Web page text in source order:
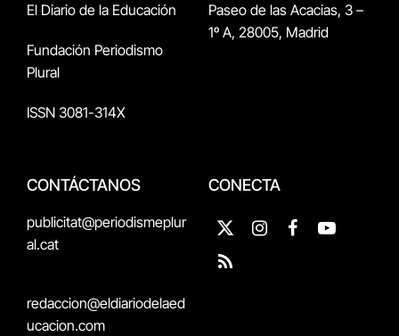
El Diario de la Educación
Fundación Periodismo
Plural
ISSN 3081-314X
Paseo de las Acacias, 3 –
1º A, 28005, Madrid
CONTÁCTANOS
publicitat@periodismeplur
al.cat
redaccion@eldiariodelaed
ucacion.com
CONECTA
X
(Twitter)
InstagramFacebookYouTube
RSS